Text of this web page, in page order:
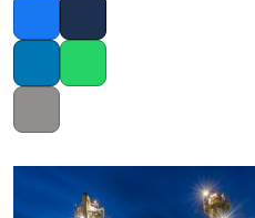
FacebookTwitter
LinkedInWhatsapp
Copy link